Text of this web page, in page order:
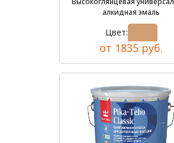
алкидная эмаль
Цвет:
от 1835 руб.